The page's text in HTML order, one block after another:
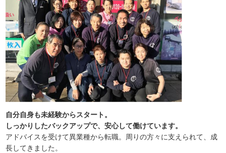
自分自身も未経験からスタート。
しっかりしたバックアップで、安心して働けています。
アドバイスを受けて異業種から転職。周りの方々に支えられて、成
長してきました。